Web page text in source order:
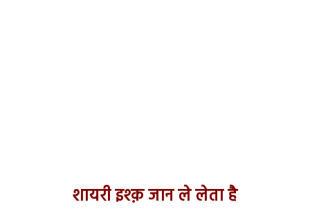
शायरी इश्क़ जान ले लेता है